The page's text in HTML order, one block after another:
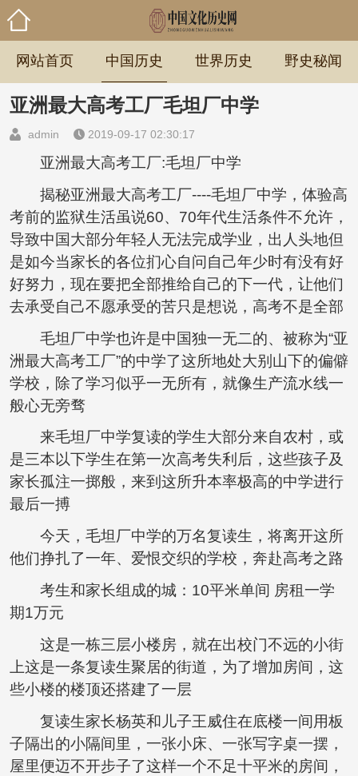
网站首页 中国历史 世界历史 野史秘闻
亚洲最大高考工厂毛坦厂中学
admin 2019-09-17 02:30:17
亚洲最大高考工厂:毛坦厂中学
揭秘亚洲最大高考工厂----毛坦厂中学，体验高
考前的监狱生活虽说60、70年代生活条件不允许，
导致中国大部分年轻人无法完成学业，出人头地但
是如今当家长的各位扪心自问自己年少时有没有好
好努力，现在要把全部推给自己的下一代，让他们
去承受自己不愿承受的苦只是想说，高考不是全部
毛坦厂中学也许是中国独一无二的、被称为“亚
洲最大高考工厂”的中学了这所地处大别山下的偏僻
学校，除了学习似乎一无所有，就像生产流水线一
般心无旁骛
来毛坦厂中学复读的学生大部分来自农村，或
是三本以下学生在第一次高考失利后，这些孩子及
家长孤注一掷般，来到这所升本率极高的中学进行
最后一搏
今天，毛坦厂中学的万名复读生，将离开这所
他们挣扎了一年、爱恨交织的学校，奔赴高考之路
考生和家长组成的城：10平米单间 房租一学
期1万元
这是一栋三层小楼房，就在出校门不远的小街
上这是一条复读生聚居的街道，为了增加房间，这
些小楼的楼顶还搭建了一层
复读生家长杨英和儿子王威住在底楼一间用板
子隔出的小隔间里，一张小床、一张写字桌一摆，
屋里便迈不开步子了这样一个不足十平米的房间，